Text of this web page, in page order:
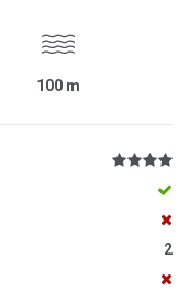
100 m
2